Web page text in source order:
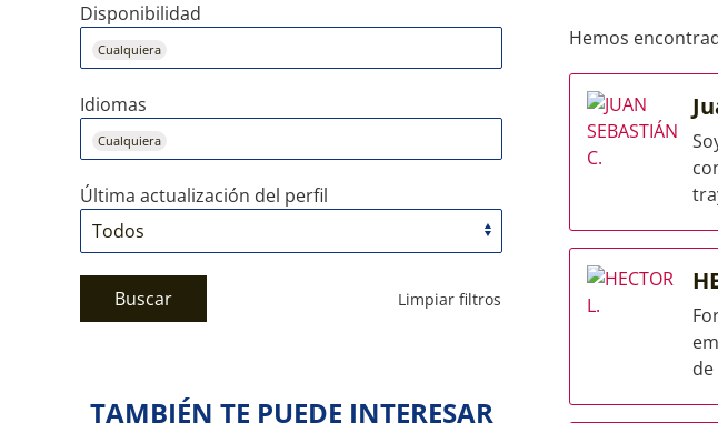
Disponibilidad
Cualquiera
Idiomas
Cualquiera
Última actualización del perfil
Buscar Limpiar filtros
Hemos
TAMBIÉN TE PUEDE INTERESAR